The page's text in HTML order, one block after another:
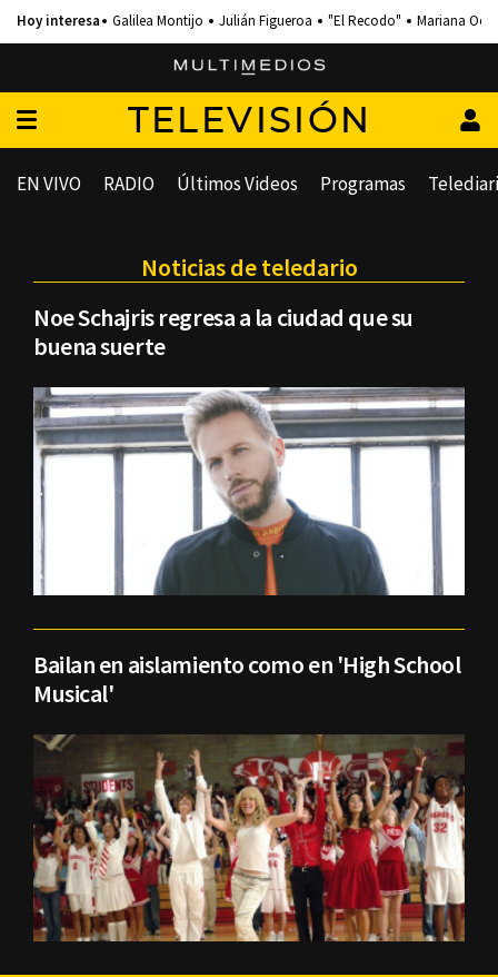
Galilea Montijo Julián Figueroa "El Recodo" Mariana
TELEVISIÓN
EN VIVO RADIO Últimos Videos Programas
Noticias de teledario
Noe Schajris regresa a la ciudad que su
buena suerte
Bailan en aislamiento como en 'High School
Musical'